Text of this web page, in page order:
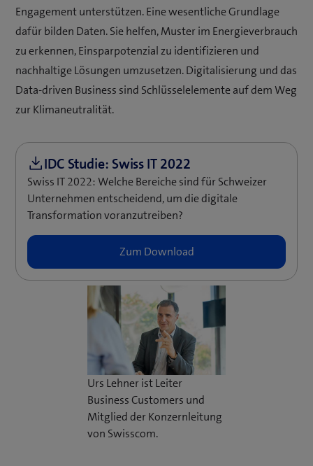
Engagement unterstützen. Eine wesentliche Grundlage
dafür bilden Daten. Sie helfen, Muster im Energieverbrauch
zu erkennen, Einsparpotenzial zu identifizieren und
nachhaltige Lösungen umzusetzen. Digitalisierung und das
Data-driven Business sind Schlüsselelemente auf dem Weg
zur Klimaneutralität.
Swiss IT 2022: Welche Bereiche sind für Schweizer
Unternehmen entscheidend, um die digitale
Transformation voranzutreiben?
Urs Lehner ist Leiter
Business Customers und
Mitglied der Konzernleitung
von Swisscom.